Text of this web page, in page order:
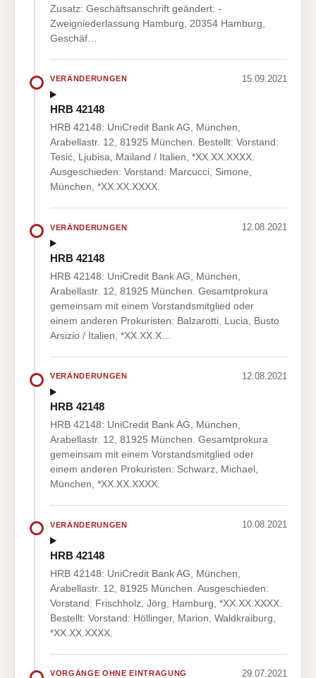
Zusatz: Geschäftsanschrift geändert: -
Zweigniederlassung Hamburg, 20354 Hamburg,
Geschäf…
VERÄNDERUNGEN 15.09.2021
HRB 42148
HRB 42148: UniCredit Bank AG, München,
Arabellastr. 12, 81925 München. Bestellt: Vorstand:
Tesić, Ljubisa, Mailand / Italien, *XX.XX.XXXX.
Ausgeschieden: Vorstand: Marcucci, Simone,
München, *XX.XX.XXXX.
VERÄNDERUNGEN 12.08.2021
HRB 42148
HRB 42148: UniCredit Bank AG, München,
Arabellastr. 12, 81925 München. Gesamtprokura
gemeinsam mit einem Vorstandsmitglied oder
einem anderen Prokuristen: Balzarotti, Lucia, Busto
Arsizio / Italien, *XX.XX.X…
VERÄNDERUNGEN 12.08.2021
HRB 42148
HRB 42148: UniCredit Bank AG, München,
Arabellastr. 12, 81925 München. Gesamtprokura
gemeinsam mit einem Vorstandsmitglied oder
einem anderen Prokuristen: Schwarz, Michael,
München, *XX.XX.XXXX.
VERÄNDERUNGEN 10.08.2021
HRB 42148
HRB 42148: UniCredit Bank AG, München,
Arabellastr. 12, 81925 München. Ausgeschieden:
Vorstand: Frischholz, Jörg, Hamburg, *XX.XX.XXXX.
Bestellt: Vorstand: Höllinger, Marion, Waldkraiburg,
*XX.XX.XXXX.
VORGÄNGE OHNE EINTRAGUNG 29.07.2021